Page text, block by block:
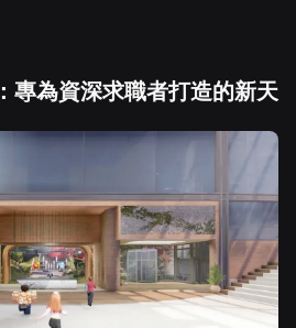
專為資深求職者打造的新天